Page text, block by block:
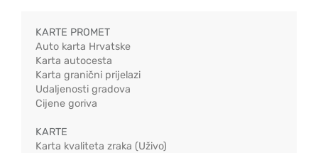
KARTE PROMET
Auto karta Hrvatske
Karta autocesta
Karta granični prijelazi
Udaljenosti gradova
Cijene goriva
KARTE
Karta kvaliteta zraka (Uživo)